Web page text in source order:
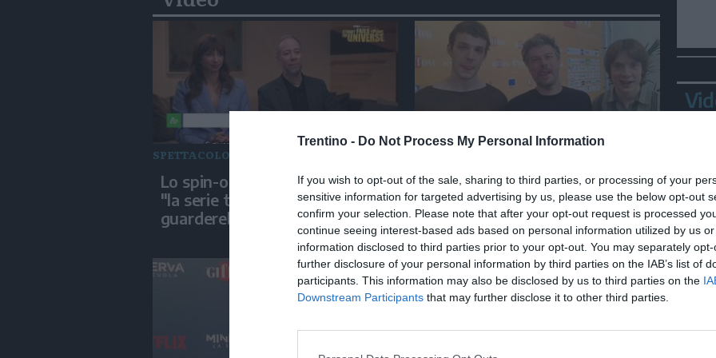
Trentino - Do Not Process My Personal Information
If you wish to opt-out of the sale, sharing to third parties, or processing of your
sensitive information for targeted advertising by us, please use the below opt-out
confirm your selection. Please note that after your opt-out request is processed
continue seeing interest-based ads based on personal information utilized by us
information disclosed to third parties prior to your opt-out. You may separately
further disclosure of your personal information by third parties on the IAB’s list of
participants. This information may also be disclosed by us to third parties on the
Downstream Participants that may further disclose it to other third parties.
SPETTACOLO
Lo spin-off di Big Bang Theory,
"la serie tv che Sheldon
guarderebbe"
Nord Sud Ovest Est, epico
finale degli 883: "Aspettatevi
di tutto, ci siamo superati"
in